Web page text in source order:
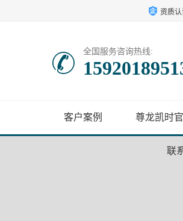
资质认
全国服务咨询热线:
客户案例 尊龙凯时
联